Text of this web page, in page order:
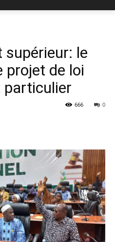
supérieur: le
projet de loi
0
666